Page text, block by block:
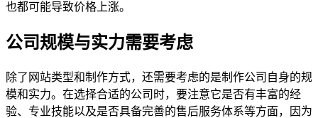
也都可能导致价格上涨。
公司规模与实力需要考虑
除了网站类型和制作方式，还需要考虑的是制作公司自身的规
模和实力。在选择合适的公司时，要注意它是否有丰富的经
验、专业技能以及是否具备完善的售后服务体系等方面，因为